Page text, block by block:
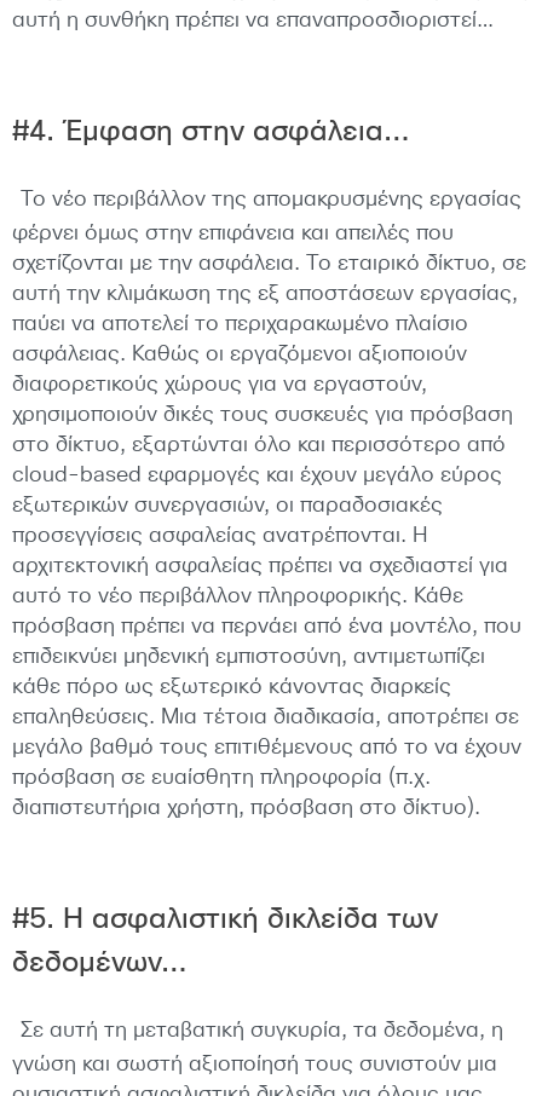
αυτή η συνθήκη πρέπει να επαναπροσδιοριστεί…
#4. Έμφαση στην ασφάλεια…
Το νέο περιβάλλον της απομακρυσμένης εργασίας
φέρνει όμως στην επιφάνεια και απειλές που
σχετίζονται με την ασφάλεια. Το εταιρικό δίκτυο, σε
αυτή την κλιμάκωση της εξ αποστάσεων εργασίας,
παύει να αποτελεί το περιχαρακωμένο πλαίσιο
ασφάλειας. Καθώς οι εργαζόμενοι αξιοποιούν
διαφορετικούς χώρους για να εργαστούν,
χρησιμοποιούν δικές τους συσκευές για πρόσβαση
στο δίκτυο, εξαρτώνται όλο και περισσότερο από
cloud-based εφαρμογές και έχουν μεγάλο εύρος
εξωτερικών συνεργασιών, οι παραδοσιακές
προσεγγίσεις ασφαλείας ανατρέπονται. Η
αρχιτεκτονική ασφαλείας πρέπει να σχεδιαστεί για
αυτό το νέο περιβάλλον πληροφορικής. Κάθε
πρόσβαση πρέπει να περνάει από ένα μοντέλο, που
επιδεικνύει μηδενική εμπιστοσύνη, αντιμετωπίζει
κάθε πόρο ως εξωτερικό κάνοντας διαρκείς
επαληθεύσεις. Μια τέτοια διαδικασία, αποτρέπει σε
μεγάλο βαθμό τους επιτιθέμενους από το να έχουν
πρόσβαση σε ευαίσθητη πληροφορία (π.χ.
διαπιστευτήρια χρήστη, πρόσβαση στο δίκτυο).
#5. Η ασφαλιστική δικλείδα των
δεδομένων…
Σε αυτή τη μεταβατική συγκυρία, τα δεδομένα, η
γνώση και σωστή αξιοποίησή τους συνιστούν μια